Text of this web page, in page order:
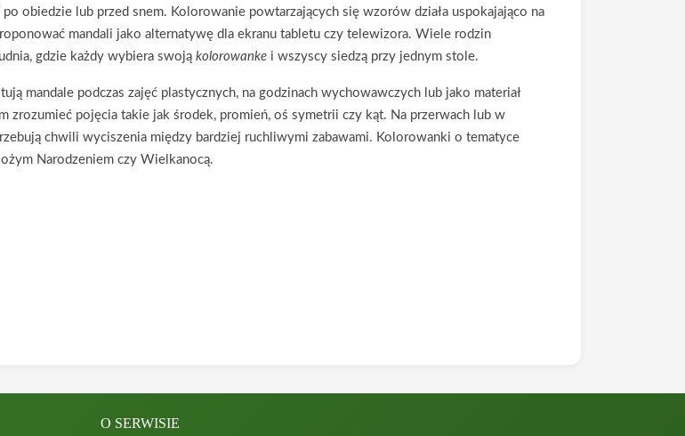
obiedzie lub przed snem. Kolorowanie powtarzających się wzorów działa uspokajająco na
mandali jako alternatywę dla ekranu tabletu czy telewizora. Wiele rodzin
gdzie każdy wybiera swoją kolorowanke i wszyscy siedzą przy jednym stole.
mandale podczas zajęć plastycznych, na godzinach wychowawczych lub jako materiał
zrozumieć pojęcia takie jak środek, promień, oś symetrii czy kąt. Na przerwach lub w
chwili wyciszenia między bardziej ruchliwymi zabawami. Kolorowanki o tematyce
Narodzeniem czy Wielkanocą.
O SERWISIE